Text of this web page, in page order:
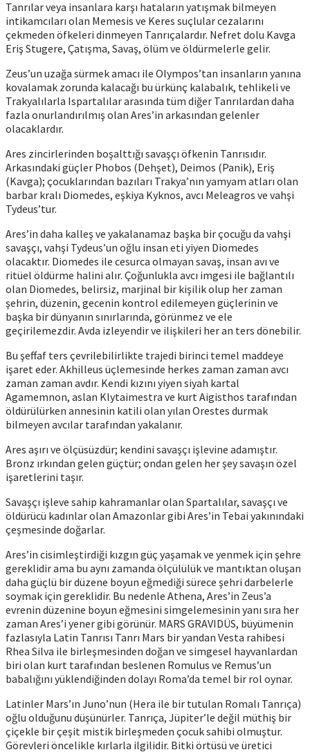
Tanrılar veya insanlara karşı hataların yatışmak bilmeyen
intikamcıları olan Memesis ve Keres suçlular cezalarını
çekmeden öfkeleri dinmeyen Tanrıçalardır. Nefret dolu Kavga
Eriş Stugere, Çatışma, Savaş, ölüm ve öldürmelerle gelir.
Zeus’un uzağa sürmek amacı ile Olympos’tan insanların yanına
kovalamak zorunda kalacağı bu ürkünç kalabalık, tehlikeli ve
Trakyalılarla Ispartalılar arasında tüm diğer Tanrılardan daha
fazla onurlandırılmış olan Ares’in arkasından gelenler
olacaklardır.
Ares zincirlerinden boşalttığı savaşçı öfkenin Tanrısıdır.
Arkasındaki güçler Phobos (Dehşet), Deimos (Panik), Eriş
(Kavga); çocuklarından bazıları Trakya’nın yamyam atları olan
barbar kralı Diomedes, eşkiya Kyknos, avcı Meleagros ve vahşi
Tydeus’tur.
Ares’in daha kalleş ve yakalanamaz başka bir çocuğu da vahşi
savaşçı, vahşi Tydeus’un oğlu insan eti yiyen Diomedes
olacaktır. Diomedes ile cesurca olmayan savaş, insan avı ve
ritüel öldürme halini alır. Çoğunlukla avcı imgesi ile bağlantılı
olan Diomedes, belirsiz, marjinal bir kişilik olup her zaman
şehrin, düzenin, gecenin kontrol edilemeyen güçlerinin ve
başka bir dünyanın sınırlarında, görünmez ve ele
geçirilemezdir. Avda izleyendir ve ilişkileri her an ters dönebilir.
Bu şeffaf ters çevrilebilirlikte trajedi birinci temel maddeye
işaret eder. Akhilleus üçlemesinde herkes zaman zaman avcı
zaman zaman avdır. Kendi kızını yiyen siyah kartal
Agamemnon, aslan Klytaimestra ve kurt Aigisthos tarafından
öldürülürken annesinin katili olan yılan Orestes durmak
bilmeyen avcılar tarafından yakalanır.
Ares aşırı ve ölçüsüzdür; kendini savaşçı işlevine adamıştır.
Bronz ırkından gelen güçtür; ondan gelen her şey savaşın özel
işaretlerini taşır.
Savaşçı işleve sahip kahramanlar olan Spartalılar, savaşçı ve
öldürücü kadınlar olan Amazonlar gibi Ares’in Tebai yakınındaki
çeşmesinde doğarlar.
Ares’in cisimleştirdiği kızgın güç yaşamak ve yenmek için şehre
gereklidir ama bu aynı zamanda ölçülülük ve mantıktan oluşan
daha güçlü bir düzene boyun eğmediği sürece şehri darbelerle
soymak için gereklidir. Bu nedenle Athena, Ares’in Zeus’a
evrenin düzenine boyun eğmesini simgelemesinin yanı sıra her
zaman Ares’i yener gibi görünür. MARS GRAVIDÜS, büyümenin
fazlasıyla Latin Tanrısı Tanrı Mars bir yandan Vesta rahibesi
Rhea Silva ile birleşmesinden doğan ve simgesel hayvanlardan
biri olan kurt tarafından beslenen Romulus ve Remus’un
babalığını yüklendiğinden dolayı Roma’da temel bir rol oynar.
Latinler Mars’ın Juno’nun (Hera ile bir tutulan Romalı Tanrıça)
oğlu olduğunu düşünürler. Tanrıça, Jüpiter’le değil müthiş bir
çiçekle bir çeşit mistik birleşmeden çocuk sahibi olmuştur.
Görevleri öncelikle kırlarla ilgilidir. Bitki örtüsü ve üretici